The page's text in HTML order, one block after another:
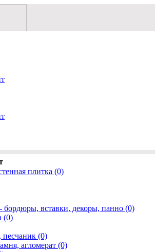
плитка (0)
бордюры, вставки, декоры, панно (0)
(0)
песчаник (0)
агломерат (0)